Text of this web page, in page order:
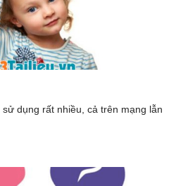
dụng rất nhiều, cả trên mạng lẫn